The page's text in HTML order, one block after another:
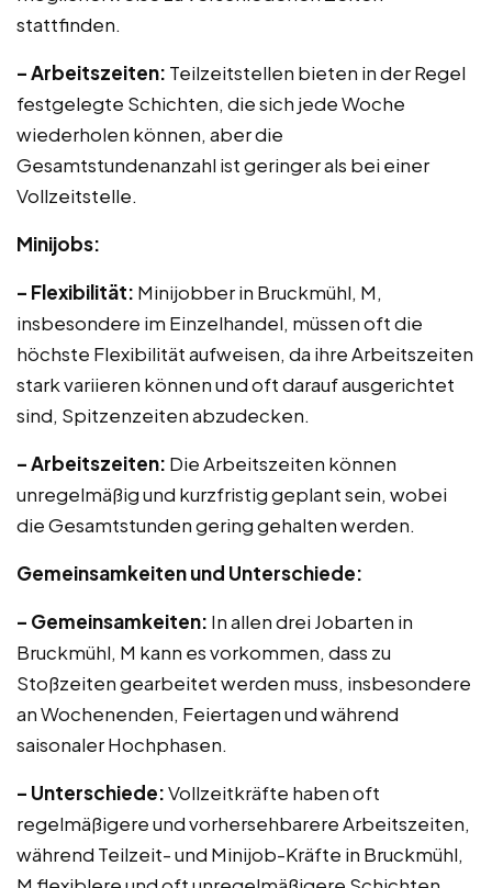
stattfinden.
– Arbeitszeiten: Teilzeitstellen bieten in der Regel
festgelegte Schichten, die sich jede Woche
wiederholen können, aber die
Gesamtstundenanzahl ist geringer als bei einer
Vollzeitstelle.
Minijobs:
– Flexibilität: Minijobber in Bruckmühl, M,
insbesondere im Einzelhandel, müssen oft die
höchste Flexibilität aufweisen, da ihre Arbeitszeiten
stark variieren können und oft darauf ausgerichtet
sind, Spitzenzeiten abzudecken.
– Arbeitszeiten: Die Arbeitszeiten können
unregelmäßig und kurzfristig geplant sein, wobei
die Gesamtstunden gering gehalten werden.
Gemeinsamkeiten und Unterschiede:
– Gemeinsamkeiten: In allen drei Jobarten in
Bruckmühl, M kann es vorkommen, dass zu
Stoßzeiten gearbeitet werden muss, insbesondere
an Wochenenden, Feiertagen und während
saisonaler Hochphasen.
– Unterschiede:Vollzeitkräfte haben oft
regelmäßigere und vorhersehbarere Arbeitszeiten,
während Teilzeit- und Minijob-Kräfte in Bruckmühl,